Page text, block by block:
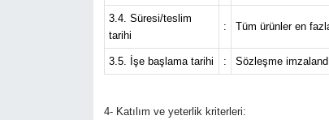
3.4. Süresi/teslim
tarihi
: Tüm ürünler en
3.5. İşe başlama tarihi : Sözleşme
4- Katılım ve yeterlik kriterleri: